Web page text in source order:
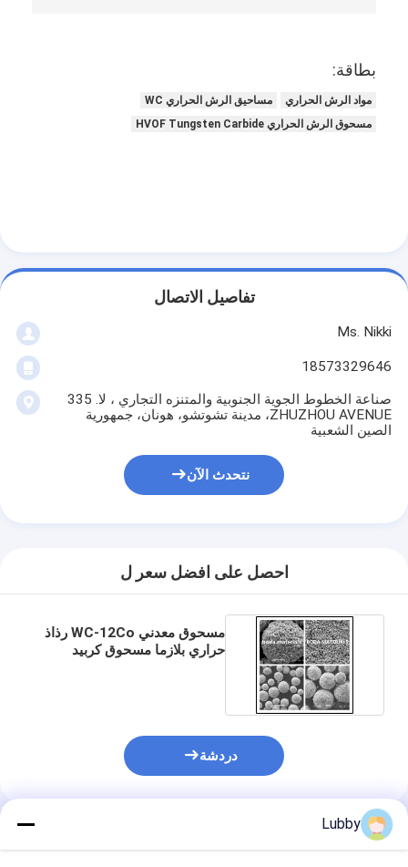
بطاقة:
مواد الرش الحراري
مساحيق الرش الحراري WC
مسحوق الرش الحراري HVOF Tungsten Carbide
تفاصيل الاتصال
Ms. Nikki
18573329646
صناعة الخطوط الجوية الجنوبية والمتنزه التجاري ، لا. 335
ZHUZHOU AVENUE، مدينة تشوتشو، هونان، جمهورية
الصين الشعبية
نتحدث الآن
احصل على افضل سعر ل
مسحوق معدني WC-12Co رذاذ
حراري بلازما مسحوق كربيد
دردشة
المنتجات الموصى بها
Lubby